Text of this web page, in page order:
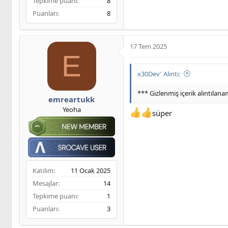
Puanları
8
E
emreartukk
Yeoha
Katılım
11 Ocak 2025
Mesajlar
14
Tepkime puanı
1
Puanları
3
17 Tem 2025
x30Dev' Alıntı:
*** Gizlenmiş içerik
süper